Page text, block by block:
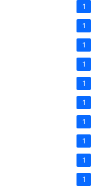
1
1
1
1
1
1
1
1
1
1